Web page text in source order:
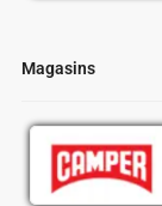
Magasins